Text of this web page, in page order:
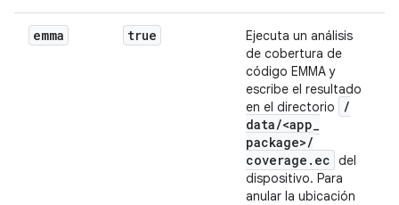
emma true
Ejecuta un análisis
de cobertura de
código EMMA y
escribe el resultado
en el directorio
/
data/<app_
package>/
coverage . ec del
dispositivo. Para
anular la ubicación